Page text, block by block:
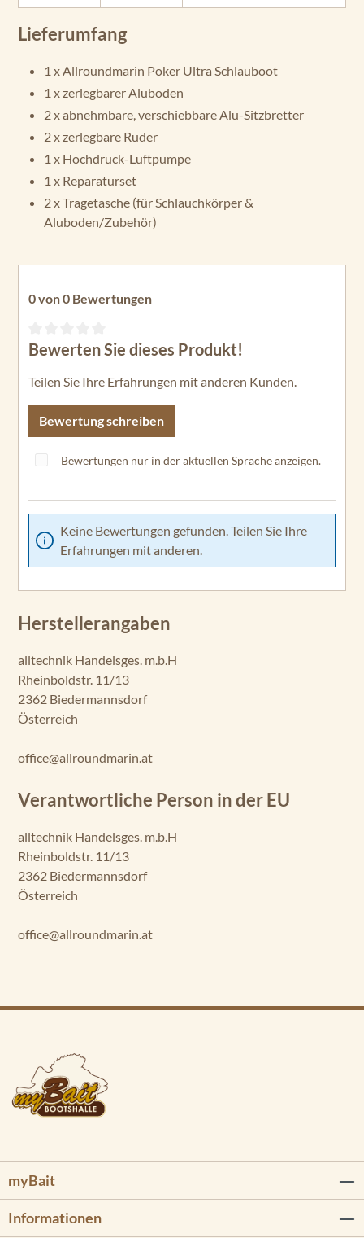
Lieferumfang
1 x Allroundmarin Poker Ultra Schlauboot
1 x zerlegbarer Aluboden
2 x abnehmbare, verschiebbare Alu-Sitzbretter
2 x zerlegbare Ruder
1 x Hochdruck-Luftpumpe
1 x Reparaturset
2 x Tragetasche (für Schlauchkörper &
Aluboden/Zubehör)
0 von 0 Bewertungen
Durchschnittliche Bewertung von 0 von 5 Sternen
Bewerten Sie dieses Produkt!
Teilen Sie Ihre Erfahrungen mit anderen Kunden.
Bewertung schreiben
Bewertungen nur in der aktuellen Sprache anzeigen.
Keine Bewertungen gefunden. Teilen Sie Ihre
Erfahrungen mit anderen.
Herstellerangaben
alltechnik Handelsges. m.b.H
Rheinboldstr. 11/13
2362 Biedermannsdorf
Österreich
office@allroundmarin.at
Verantwortliche Person in der EU
alltechnik Handelsges. m.b.H
Rheinboldstr. 11/13
2362 Biedermannsdorf
Österreich
office@allroundmarin.at
myBait
Informationen